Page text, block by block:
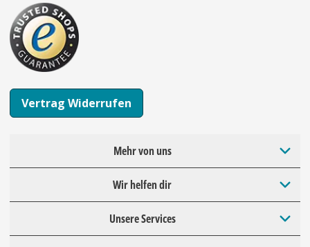
Vertrag Widerrufen
Mehr von uns
Wir helfen dir
Unsere Services